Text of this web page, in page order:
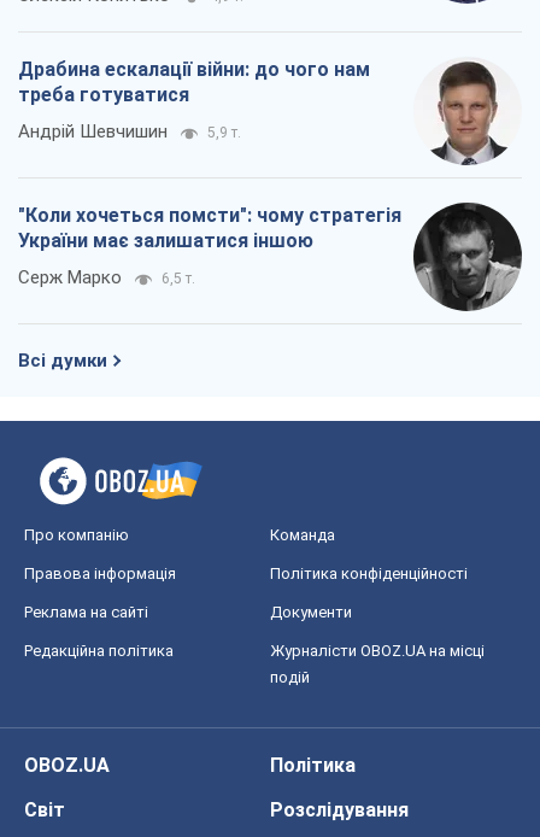
Драбина ескалації війни: до чого нам
треба готуватися
Андрій Шевчишин 5,9 т.
"Коли хочеться помсти": чому стратегія
України має залишатися іншою
Серж Марко 6,5 т.
Всі думки
Про компанію Команда
Правова інформація Політика конфіденційності
Реклама на сайті Документи
Редакційна політика
Журналісти OBOZ.UA на місці
подій
OBOZ.UA
Політика
Світ
Розслідування